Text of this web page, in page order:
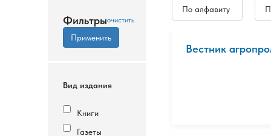
Фильтры
Вид издания
Книги
Газеты
По алфавиту
Вестник